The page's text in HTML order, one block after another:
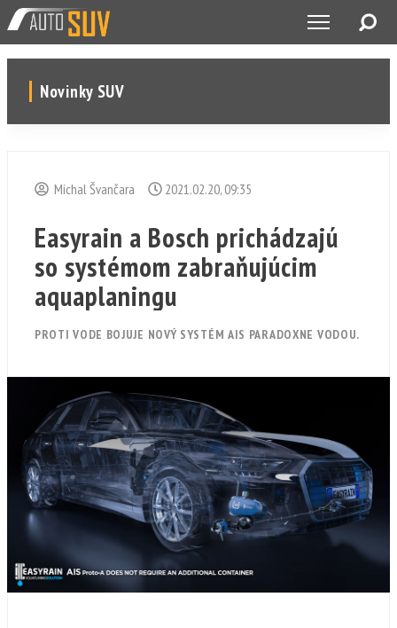
Novinky SUV
Michal Švančara 2021.02.20, 09:35
Easyrain a Bosch prichádzajú
so systémom zabraňujúcim
aquaplaningu
PROTI VODE BOJUJE NOVÝ SYSTÉM AIS PARADOXNE VODOU.